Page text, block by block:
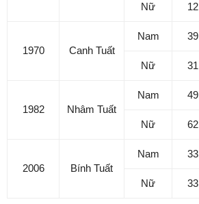
Nữ 12
1970 Canh Tuất
Nam 39
Nữ 31
1982 Nhâm Tuất
Nam 49
Nữ 62
2006 Bính Tuất
Nam 33
Nữ 33